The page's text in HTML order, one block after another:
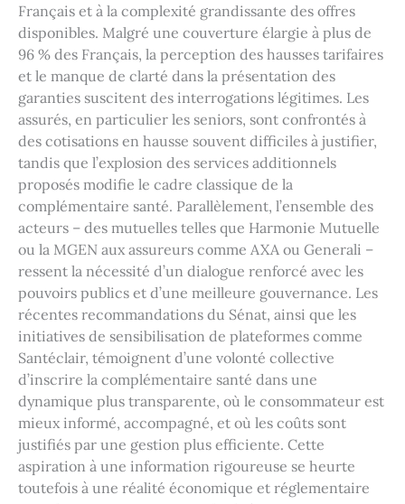
Français et à la complexité grandissante des offres
disponibles. Malgré une couverture élargie à plus de
96 % des Français, la perception des hausses tarifaires
et le manque de clarté dans la présentation des
garanties suscitent des interrogations légitimes. Les
assurés, en particulier les seniors, sont confrontés à
des cotisations en hausse souvent difficiles à justifier,
tandis que l’explosion des services additionnels
proposés modifie le cadre classique de la
complémentaire santé. Parallèlement, l’ensemble des
acteurs – des mutuelles telles que Harmonie Mutuelle
ou la MGEN aux assureurs comme AXA ou Generali –
ressent la nécessité d’un dialogue renforcé avec les
pouvoirs publics et d’une meilleure gouvernance. Les
récentes recommandations du Sénat, ainsi que les
initiatives de sensibilisation de plateformes comme
Santéclair, témoignent d’une volonté collective
d’inscrire la complémentaire santé dans une
dynamique plus transparente, où le consommateur est
mieux informé, accompagné, et où les coûts sont
justifiés par une gestion plus efficiente. Cette
aspiration à une information rigoureuse se heurte
toutefois à une réalité économique et réglementaire